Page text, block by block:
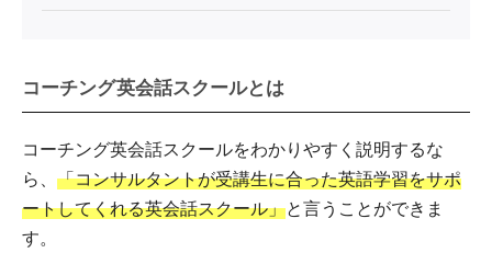
コーチング英会話スクールとは
コーチング英会話スクールをわかりやすく説明するな
ら、 「コンサルタントが受講生に合った英語学習をサポ
ートしてくれる英会話スクール」と言うことができま
す。